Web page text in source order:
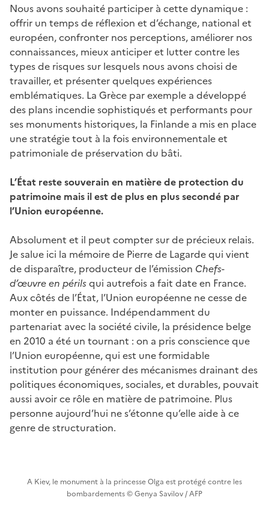
Nous avons souhaité participer à cette dynamique :
offrir un temps de réflexion et d’échange, national et
européen, confronter nos perceptions, améliorer nos
connaissances, mieux anticiper et lutter contre les
types de risques sur lesquels nous avons choisi de
travailler, et présenter quelques expériences
emblématiques. La Grèce par exemple a développé
des plans incendie sophistiqués et performants pour
ses monuments historiques, la Finlande a mis en place
une stratégie tout à la fois environnementale et
patrimoniale de préservation du bâti.
L’État reste souverain en matière de protection du
patrimoine mais il est de plus en plus secondé par
l’Union européenne.
Absolument et il peut compter sur de précieux relais.
Je salue ici la mémoire de Pierre de Lagarde qui vient
de disparaître, producteur de l’émission Chefs-
d’œuvre en périlsqui autrefois a fait date en France.
Aux côtés de l’État, l’Union européenne ne cesse de
monter en puissance. Indépendamment du
partenariat avec la société civile, la présidence belge
en 2010 a été un tournant : on a pris conscience que
l’Union européenne, qui est une formidable
institution pour générer des mécanismes drainant des
politiques économiques, sociales, et durables, pouvait
aussi avoir ce rôle en matière de patrimoine. Plus
personne aujourd’hui ne s’étonne qu’elle aide à ce
genre de structuration.
A Kiev, le monument à la princesse Olga est protégé contre les
bombardements © Genya Savilov / AFP